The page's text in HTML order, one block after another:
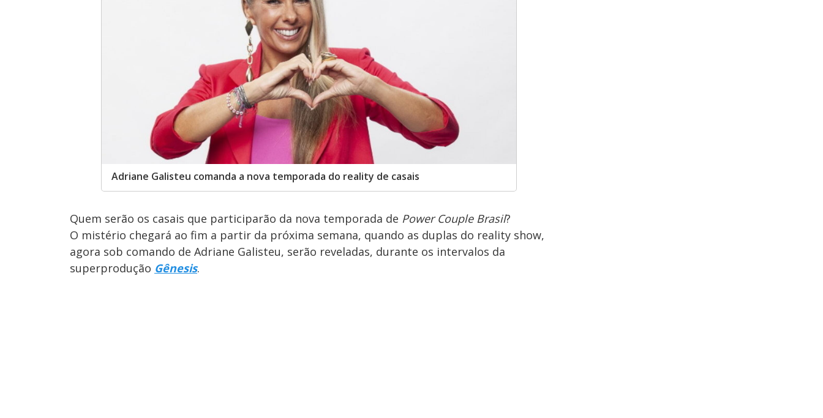
Adriane Galisteu comanda a nova temporada do reality de casais
Quem serão os casais que participarão da nova temporada de Power Couple Brasil?
O mistério chegará ao fim a partir da próxima semana, quando as duplas do reality show,
agora sob comando de Adriane Galisteu, serão reveladas, durante os intervalos da
superprodução Gênesis.